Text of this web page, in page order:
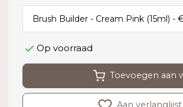
Op voorraad
Toevoegen aan
Aan